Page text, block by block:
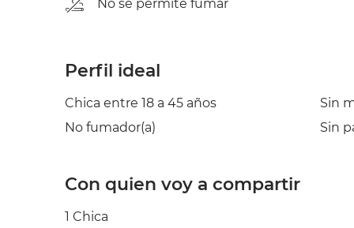
No se permite fumar
Perfil ideal
Chica entre 18 a 45 años
No fumador(a)
Sin
Sin
Con quien voy a compartir
1 Chica